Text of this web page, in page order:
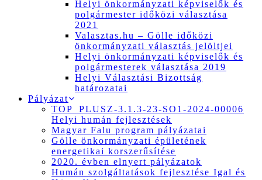
Helyi önkormányzati képviselők és
polgármester időközi választása
2021
Valasztas.hu – Gölle időközi
önkormányzati választás jelöltjei
Helyi önkormányzati képviselők és
polgármesterek választása 2019
Helyi Választási Bizottság
határozatai
Pályázat
TOP_PLUSZ-3.1.3-23-SO1-2024-00006
Helyi humán fejlesztések
Magyar Falu program pályázatai
Gölle önkormányzati épületének
energetikai korszerűsítése
2020. évben elnyert pályázatok
Humán szolgáltatások fejlesztése Igal és